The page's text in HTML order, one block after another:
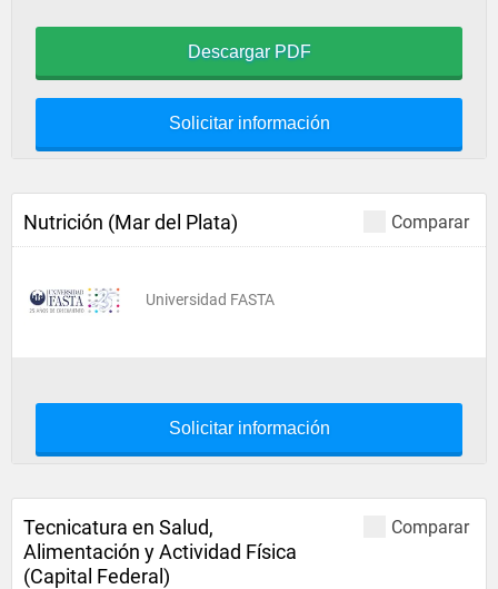
Descargar PDF
Solicitar información
Comparar
Nutrición (Mar del Plata)
Universidad FASTA
Solicitar información
Comparar
Tecnicatura en Salud,
Alimentación y Actividad Física
(Capital Federal)